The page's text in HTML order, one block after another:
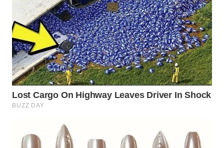
WN
INDRAMAYU
WN
KUNINGAN
WN
MAJALENGKA
WN
SUBANG